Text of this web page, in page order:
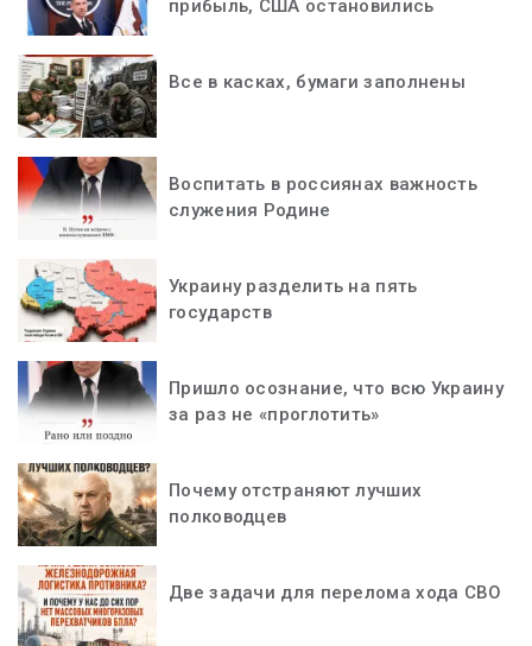
прибыль, США остановились
Все в касках, бумаги заполнены
Воспитать в россиянах важность
служения Родине
Украину разделить на пять
государств
Пришло осознание, что всю Украину
за раз не «проглотить»
Почему отстраняют лучших
полководцев
Две задачи для перелома хода СВО